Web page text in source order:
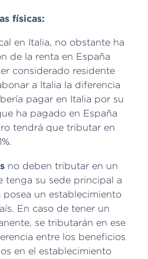
físicas:
en Italia, no obstante ha
de la renta en España
considerado residente
a Italia la diferencia
pagar en Italia por su
ha pagado en España
tendrá que tributar en
no deben tributar en un
tenga su sede principal a
posea un establecimiento
En caso de tener un
se tributarán en ese
entre los beneficios
en el establecimiento